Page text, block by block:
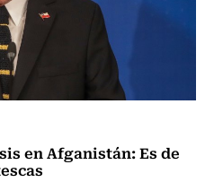
en Afganistán: Es de